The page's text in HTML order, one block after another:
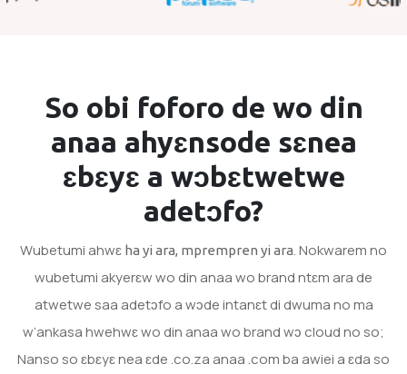
So obi foforo de wo din
anaa ahyɛnsode sɛnea
ɛbɛyɛ a wɔbɛtwetwe
adetɔfo?
Wubetumi ahwɛ ha yi ara, mprempren yi ara. Nokwarem no
wubetumi akyerɛw wo din anaa wo brand ntɛm ara de
atwetwe saa adetɔfo a wɔde intanɛt di dwuma no ma
w’ankasa hwehwɛ wo din anaa wo brand wɔ cloud no so;
Nanso so ɛbɛyɛ nea ɛde .co.za anaa .com ba awiei a ɛda so